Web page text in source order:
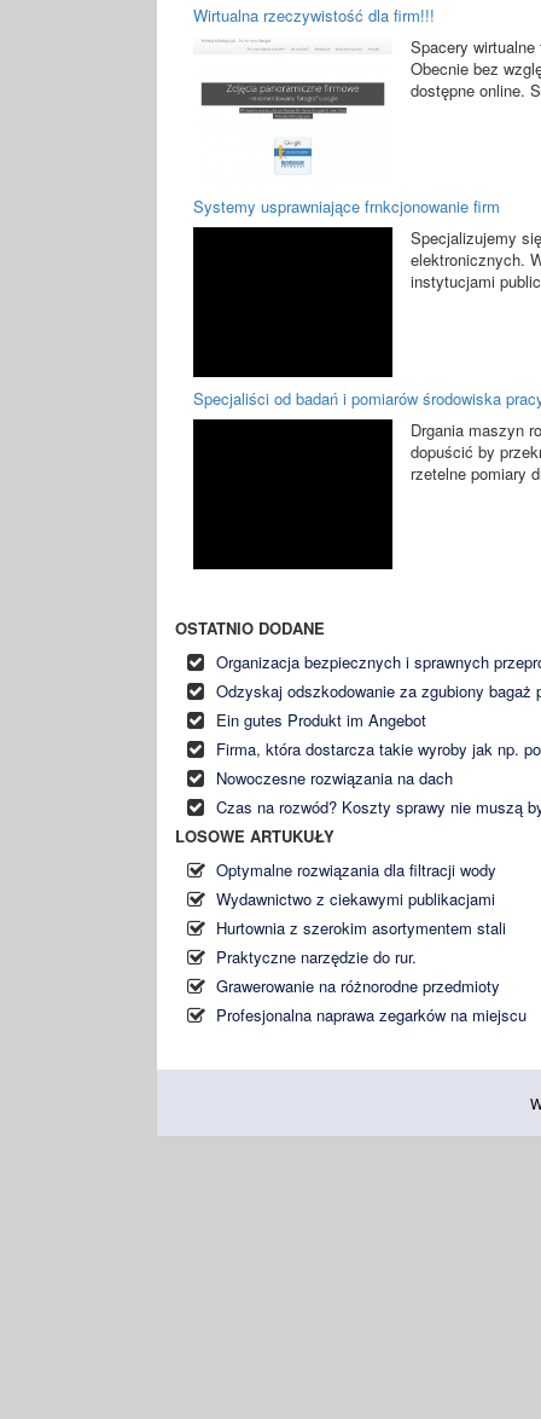
Wirtualna rzeczywistość dla firm!!!
Spacery
Obecnie bez
dostępne online.
Systemy usprawniające frnkcjonowanie firm
Specjalizujemy
elektronicznych.
instytucjami
Specjaliści od badań i pomiarów środowiska
Drgania maszyn
dopuścić by
rzetelne pomiary
OSTATNIO DODANE
Organizacja bezpiecznych i sprawnych
Odzyskaj odszkodowanie za zgubiony bagaż
Ein gutes Produkt im Angebot
Firma, która dostarcza takie wyroby jak np.
Nowoczesne rozwiązania na dach
Czas na rozwód? Koszty sprawy nie muszą
LOSOWE ARTUKUŁY
Optymalne rozwiązania dla filtracji wody
Wydawnictwo z ciekawymi publikacjami
Hurtownia z szerokim asortymentem stali
Praktyczne narzędzie do rur.
Grawerowanie na różnorodne przedmioty
Profesjonalna naprawa zegarków na miejscu